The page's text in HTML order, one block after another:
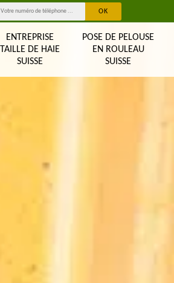
ENTREPRISE
TAILLE DE HAIE
SUISSE
POSE DE PELOUSE
EN ROULEAU
SUISSE